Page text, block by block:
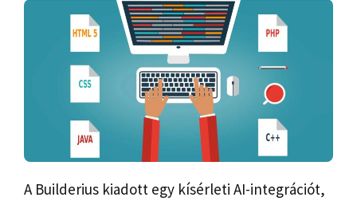
A Builderius kiadott egy kísérleti AI-integrációt,